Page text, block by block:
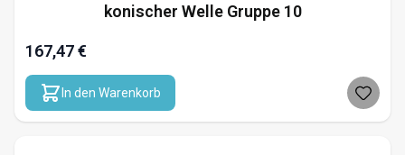
konischer Welle Gruppe 10
167,47 €
In den Warenkorb